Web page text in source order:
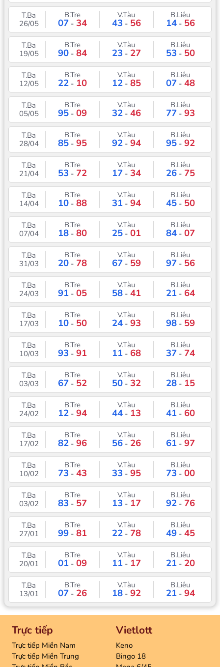
T.Ba
26/05
B.Tre
07- 34
V.Tàu
43 - 56
B.Liêu
14- 56
T.Ba
19/05
B.Tre
90- 84
V.Tàu
23 - 27
B.Liêu
53 - 50
T.Ba
12/05
B.Tre
22- 10
V.Tàu
12- 85
B.Liêu
07- 48
T.Ba
05/05
B.Tre
95- 09
V.Tàu
32- 46
B.Liêu
77- 93
T.Ba
28/04
B.Tre
85- 95
V.Tàu
92- 94
B.Liêu
95- 92
T.Ba
21/04
B.Tre
53 - 72
V.Tàu
17- 34
B.Liêu
26- 75
T.Ba
14/04
B.Tre
10- 88
V.Tàu
31- 94
B.Liêu
45- 50
T.Ba
07/04
B.Tre
18- 80
V.Tàu
25- 01
B.Liêu
84- 07
T.Ba
31/03
B.Tre
20- 78
V.Tàu
67- 59
B.Liêu
97- 56
T.Ba
24/03
B.Tre
91- 05
V.Tàu
58- 41
B.Liêu
21- 64
T.Ba
17/03
B.Tre
10- 50
V.Tàu
24- 93
B.Liêu
98- 59
T.Ba
10/03
B.Tre
93 - 91
V.Tàu
11- 68
B.Liêu
37- 74
T.Ba
03/03
B.Tre
67- 52
V.Tàu
50- 32
B.Liêu
28- 15
T.Ba
24/02
B.Tre
12- 94
V.Tàu
44- 13
B.Liêu
41- 60
T.Ba
17/02
B.Tre
82- 96
V.Tàu
56- 26
B.Liêu
61- 97
T.Ba
10/02
B.Tre
73 - 43
V.Tàu
33 - 95
B.Liêu
73 - 00
T.Ba
03/02
B.Tre
83 - 57
V.Tàu
13 - 17
B.Liêu
92- 76
T.Ba
27/01
B.Tre
99- 81
V.Tàu
22- 78
B.Liêu
49- 45
T.Ba
20/01
B.Tre
01- 09
V.Tàu
11- 17
B.Liêu
21- 20
T.Ba
13/01
B.Tre
07- 26
V.Tàu
18- 92
B.Liêu
21- 94
Trực tiếp
Trực tiếp Miền Nam
Trực tiếp Miền Trung
Vietlott
Keno
Bingo 18